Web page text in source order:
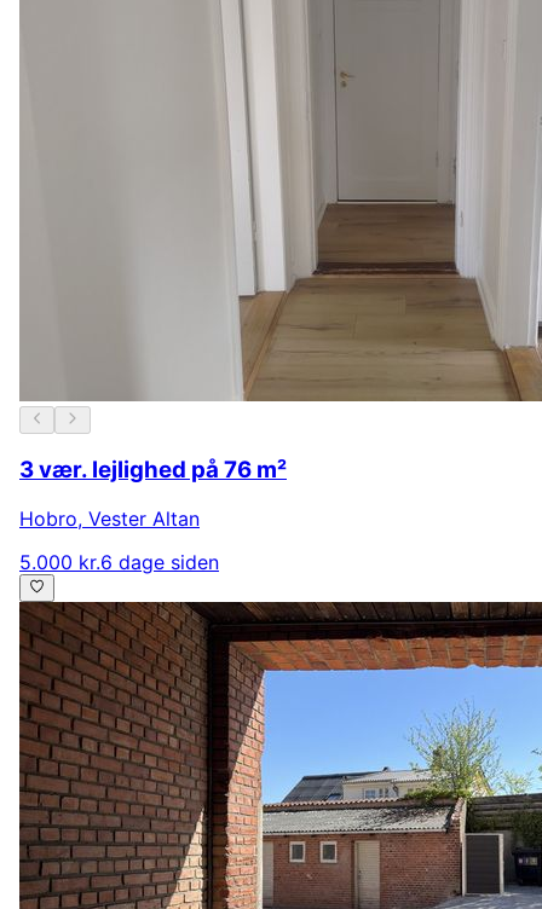
3 vær. lejlighed på 76 m²
Hobro, Vester Altan
5.000 kr.6 dage siden